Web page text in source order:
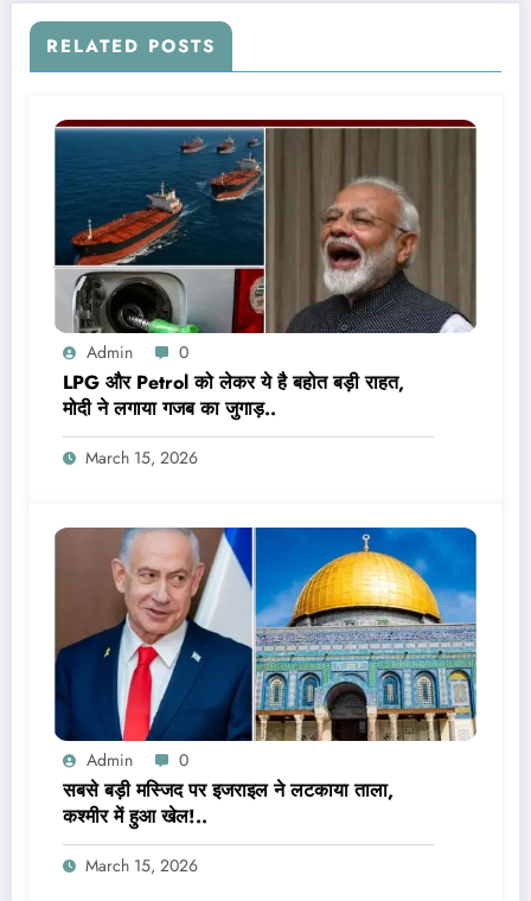
RELATED POSTS
Admin 0
LPG और Petrol को लेकर ये है बहोत बड़ी राहत,
मोदी ने लगाया गजब का जुगाड़..
March 15, 2026
Admin 0
सबसे बड़ी मस्जिद पर इजराइल ने लटकाया ताला,
कश्मीर में हुआ खेल!..
March 15, 2026